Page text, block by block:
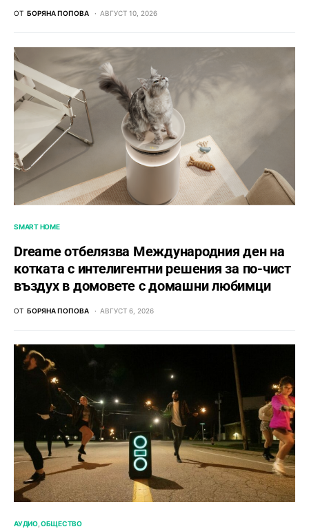
ОТ БОРЯНА ПОПОВА АВГУСТ 10, 2026
SMART HOME
Dreame отбелязва Международния ден на
котката с интелигентни решения за по-чист
въздух в домовете с домашни любимци
ОТ БОРЯНА ПОПОВА АВГУСТ 6, 2026
АУДИО ОБЩЕСТВО